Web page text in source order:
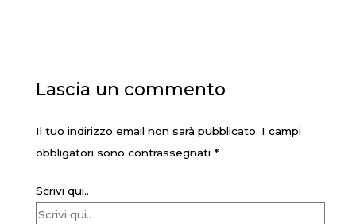
Lascia un commento
Il tuo indirizzo email non sarà pubblicato. I campi
obbligatori sono contrassegnati *
Scrivi qui..